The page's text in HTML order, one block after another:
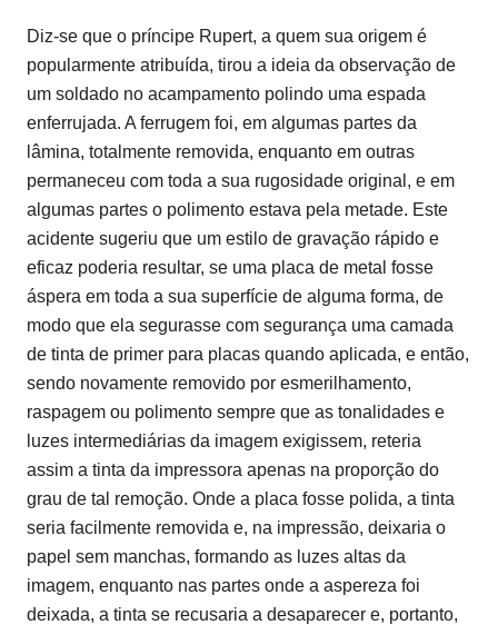
Diz-se que o príncipe Rupert, a quem sua origem é
popularmente atribuída, tirou a ideia da observação de
um soldado no acampamento polindo uma espada
enferrujada. A ferrugem foi, em algumas partes da
lâmina, totalmente removida, enquanto em outras
permaneceu com toda a sua rugosidade original, e em
algumas partes o polimento estava pela metade. Este
acidente sugeriu que um estilo de gravação rápido e
eficaz poderia resultar, se uma placa de metal fosse
áspera em toda a sua superfície de alguma forma, de
modo que ela segurasse com segurança uma camada
de tinta de primer para placas quando aplicada, e então,
sendo novamente removido por esmerilhamento,
raspagem ou polimento sempre que as tonalidades e
luzes intermediárias da imagem exigissem, reteria
assim a tinta da impressora apenas na proporção do
grau de tal remoção. Onde a placa fosse polida, a tinta
seria facilmente removida e, na impressão, deixaria o
papel sem manchas, formando as luzes altas da
imagem, enquanto nas partes onde a aspereza foi
deixada, a tinta se recusaria a desaparecer e, portanto,